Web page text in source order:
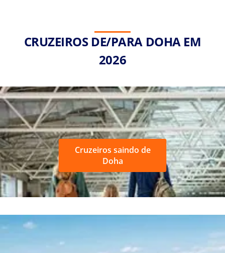
CRUZEIROS DE/PARA DOHA EM
2026
Cruzeiros saindo de
Doha